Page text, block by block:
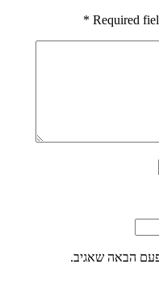
*
הבאה שאגיב.